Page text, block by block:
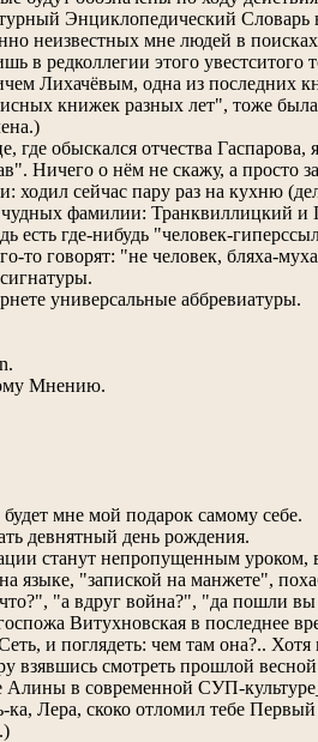
Энциклопедический Словарь
неизвестных мне людей в
в редколлегии этого
Лихачёвым, одна из последних
книжек разных лет", тоже
где обыскался отчества
Ничего о нём не скажу, а просто
ходил сейчас пару раз на кухню
чудных фамилии: Транквиллицкий и
есть где-нибудь "человек-
то говорят: "не человек, бляха-
универсальные аббревиатуры.
Мнению.
мне мой подарок самому себе.
девнятный день рождения.
станут непропущенным
языке, "запиской на манжете",
"а вдруг война?", "да пошли
Витухновская в последнее
и поглядеть: чем там она?..
взявшись смотреть прошлой
Алины в современной СУП-
ка, Лера, скоко отломил тебе